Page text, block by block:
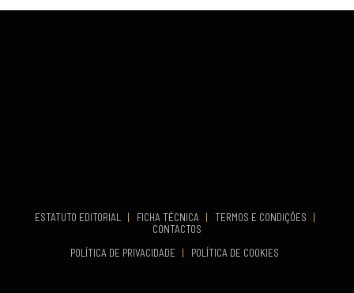
COMEÇA
ESTATUTO EDITORIAL | FICHA TÉCNICA | TERMOS E CONDIÇÕES
|
CONTACTOS
POLÍTICA DE PRIVACIDADE
| POLÍTICA DE COOKIES